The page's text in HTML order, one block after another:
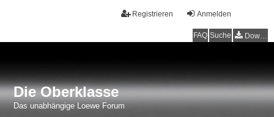
Anmelden
Registrieren
FAQ Suche Downloads
Die Oberklasse
Das unabhängige Loewe Forum